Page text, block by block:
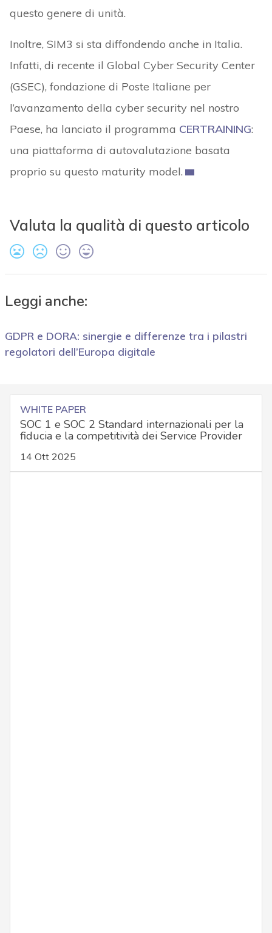
questo genere di unità.
Inoltre, SIM3 si sta diffondendo anche in Italia.
Infatti, di recente il Global Cyber Security Center
(GSEC), fondazione di Poste Italiane per
l’avanzamento della cyber security nel nostro
Paese, ha lanciato il programma CERTRAINING:
una piattaforma di autovalutazione basata
proprio su questo maturity model.
Valuta la qualità di questo articolo
Leggi anche:
GDPR e DORA: sinergie e differenze tra i pilastri
regolatori dell’Europa digitale
WHITE PAPER
SOC 1 e SOC 2 Standard internazionali per la
fiducia e la competitività dei Service Provider
14 Ott 2025